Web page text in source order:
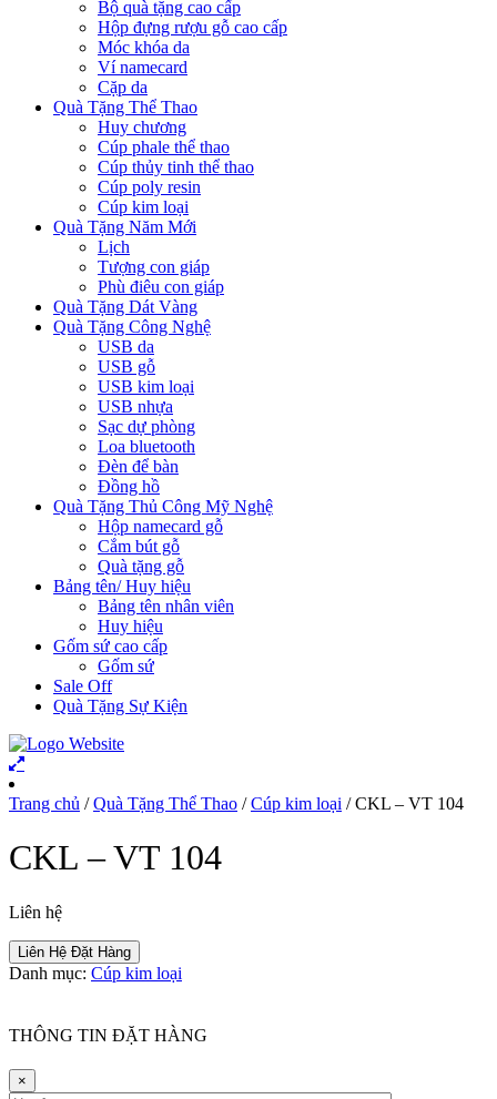
Bộ quà tặng cao cấp
Hộp đựng rượu gỗ cao cấp
Móc khóa da
Ví namecard
Cặp da
Quà Tặng Thể Thao
Huy chương
Cúp phale thể thao
Cúp thủy tinh thể thao
Cúp poly resin
Cúp kim loại
Quà Tặng Năm Mới
Lịch
Tượng con giáp
Phù điêu con giáp
Quà Tặng Dát Vàng
Quà Tặng Công Nghệ
USB da
USB gỗ
USB kim loại
USB nhựa
Sạc dự phòng
Loa bluetooth
Đèn để bàn
Đồng hồ
Quà Tặng Thủ Công Mỹ Nghệ
Hộp namecard gỗ
Cắm bút gỗ
Quà tặng gỗ
Bảng tên/ Huy hiệu
Bảng tên nhân viên
Huy hiệu
Gốm sứ cao cấp
Gốm sứ
Sale Off
Quà Tặng Sự Kiện
Trang chủ /Quà Tặng Thể Thao /Cúp kim loại / CKL – VT 104
CKL – VT 104
Liên hệ
Liên Hệ Đặt Hàng
Danh mục: Cúp kim loại
THÔNG TIN ĐẶT HÀNG
×